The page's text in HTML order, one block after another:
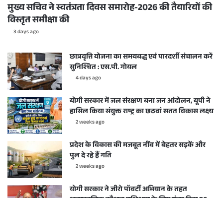
मुख्य सचिव ने स्वतंत्रता दिवस समारोह-2026 की तैयारियों की
विस्तृत समीक्षा की
3 days ago
छात्रवृत्ति योजना का समयबद्ध एवं पारदर्शी संचालन करें
सुनिश्चित : एस.पी. गोयल
4 days ago
योगी सरकार में जल संरक्षण बना जन आंदोलन, यूपी ने
हासिल किया संयुक्त राष्ट्र का छठवां सतत विकास लक्ष्य
2 weeks ago
प्रदेश के विकास की मजबूत नींव में बेहतर सड़कें और
पुल दे रहे हैं गति
2 weeks ago
योगी सरकार ने जीरो पॉवर्टी अभियान के तहत